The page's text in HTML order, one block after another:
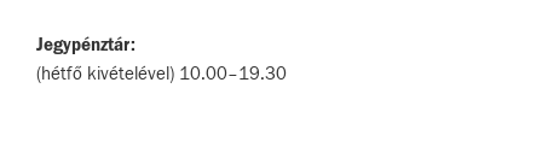
Jegypénztár:
(hétfő kivételével) 10.00–19.30